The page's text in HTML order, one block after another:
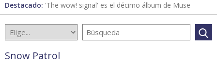
Destacado: 'The wow! signal' es el décimo álbum de Muse
Snow Patrol